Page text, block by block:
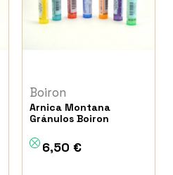
Boiron
Arnica Montana
Gránulos Boiron
6,50 €